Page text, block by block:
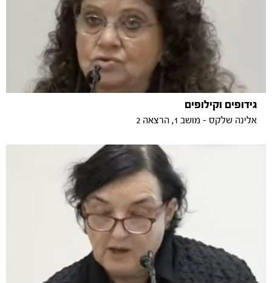
גידופים וקילופים
אלינה שלקס - מושב 1, הרצאה 2